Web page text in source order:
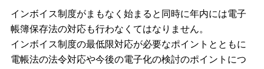
インボイス制度がまもなく始まると同時に年内には電子
帳簿保存法の対応も行わなくてはなりません。
インボイス制度の最低限対応が必要なポイントとともに
電帳法の法令対応や今後の電子化の検討のポイントにつ